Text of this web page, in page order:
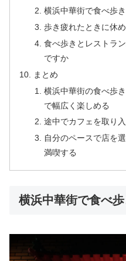
横浜中華街で食べ歩
歩き疲れたときに休
食べ歩きとレストラ
ですか
まとめ
横浜中華街の食べ歩
で幅広く楽しめる
途中でカフェを取り
自分のペースで店を
満喫する
横浜中華街で食べ